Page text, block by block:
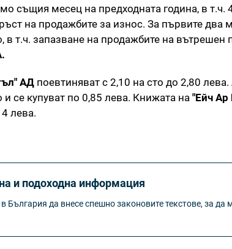
същия месец на предходната година, в т.ч.
на продажбите за износ. За първите два
в т.ч. запазване на продажбите на вътрешен
АД поевтиняват с 2,10 на сто до 2,80
и се купуват по 0,85 лева. Книжата на "Ейч
лева.
и подоходна информация
да внесе спешно законовите текстове, за да